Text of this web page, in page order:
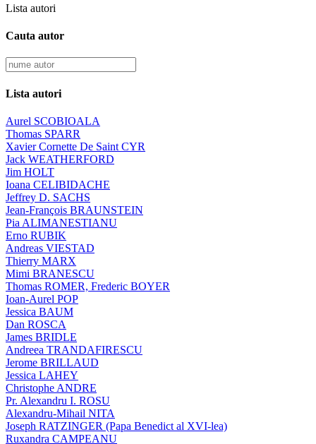
Lista autori
Cauta autor
Lista autori
Aurel SCOBIOALA
Thomas SPARR
Xavier Cornette De Saint CYR
Jack WEATHERFORD
Jim HOLT
Ioana CELIBIDACHE
Jeffrey D. SACHS
Jean-François BRAUNSTEIN
Pia ALIMANESTIANU
Erno RUBIK
Andreas VIESTAD
Thierry MARX
Mimi BRANESCU
Thomas ROMER, Frederic BOYER
Ioan-Aurel POP
Jessica BAUM
Dan ROSCA
James BRIDLE
Andreea TRANDAFIRESCU
Jerome BRILLAUD
Jessica LAHEY
Christophe ANDRE
Pr. Alexandru I. ROSU
Alexandru-Mihail NITA
Joseph RATZINGER (Papa Benedict al XVI-lea)
Ruxandra CAMPEANU